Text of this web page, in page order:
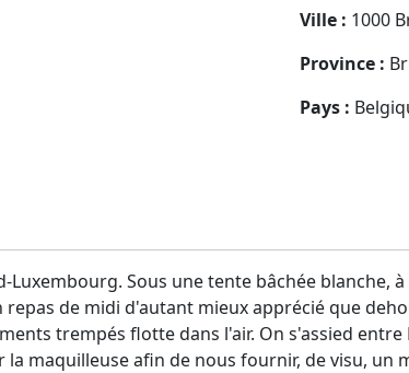
Ville : 1000
Province :
Pays :
Luxembourg. Sous une tente bâchée
repas de midi d'autant mieux apprécié que
trempés flotte dans l'air. On s'assied
la maquilleuse afin de nous fournir, de visu, un